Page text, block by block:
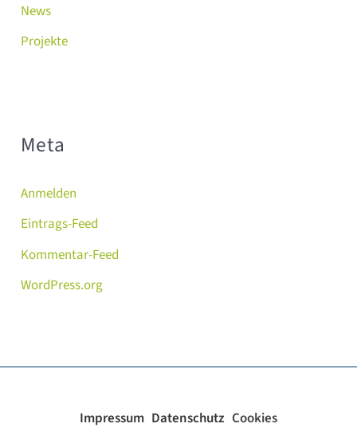
News
Projekte
Meta
Anmelden
Eintrags-Feed
Kommentar-Feed
WordPress.org
Impressum Datenschutz Cookies